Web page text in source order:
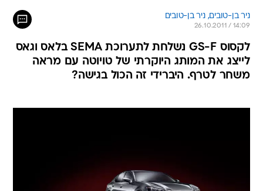
ניר בן-טובים, ניר בן-טובים
26.10.2011 / 14:09
לקסוס GS-F נשלחת לתערוכת SEMA בלאס וגאס
לייצג את המותג היוקרתי של טויוטה עם מראה
משחר לטרף. היברידי זה הכול בגישה?